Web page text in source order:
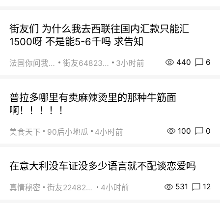
街友们 为什么我去西联往国内汇款只能汇
1500呀 不是能5-6千吗 求告知
法国你问我答 街友64823891 3小时前 440 6
普拉多哪里有卖麻辣烫里的那种牛筋面
啊！！！！！
美食天下 90后小地瓜 4小时前 100 0
在意大利没车证没多少语言就不配谈恋爱吗
真情秘密 街友22482465 4小时前 531 12